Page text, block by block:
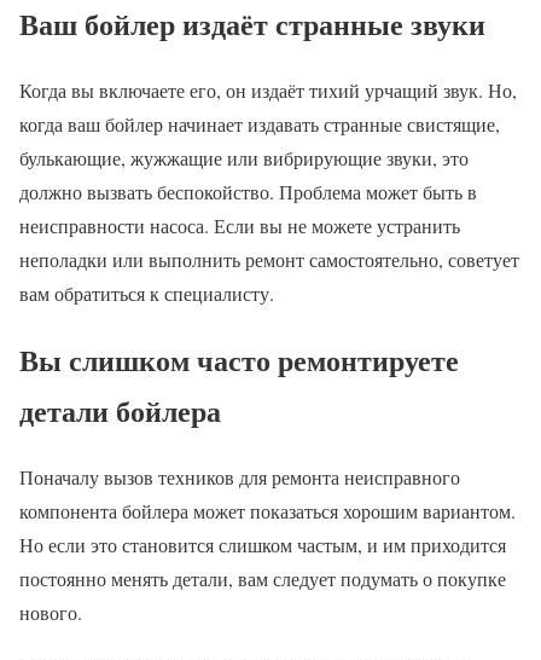
Ваш бойлер издаёт странные звуки
Когда вы включаете его, он издаёт тихий урчащий звук. Но,
когда ваш бойлер начинает издавать странные свистящие,
булькающие, жужжащие или вибрирующие звуки, это
должно вызвать беспокойство. Проблема может быть в
неисправности насоса. Если вы не можете устранить
неполадки или выполнить ремонт самостоятельно, советует
вам обратиться к специалисту.
Вы слишком часто ремонтируете
детали бойлера
Поначалу вызов техников для ремонта неисправного
компонента бойлера может показаться хорошим вариантом.
Но если это становится слишком частым, и им приходится
постоянно менять детали, вам следует подумать о покупке
нового.